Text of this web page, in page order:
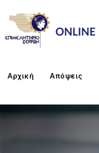
Αρχική Απόψεις